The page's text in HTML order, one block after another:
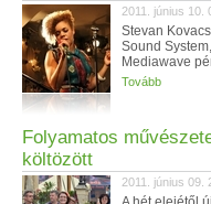
2011. június 10.
Stevan
Sound
Mediawave
Tovább
Folyamatos
költözött
2011. június 09.